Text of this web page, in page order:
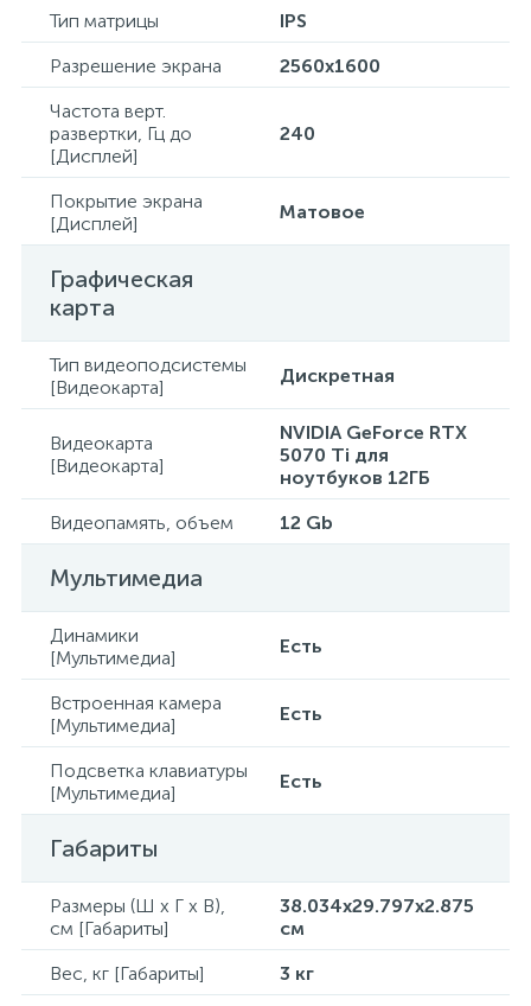
Тип матрицы
IPS
Разрешение экрана
2560x1600
Частота верт.
развертки, Гц до
[Дисплей]
240
Покрытие экрана
[Дисплей]
Матовое
Графическая
карта
Тип видеоподсистемы
[Видеокарта]
Дискретная
Видеокарта
[Видеокарта]
NVIDIA GeForce RTX
5070 Ti для
ноутбуков 12ГБ
Видеопамять, объем
12 Gb
Мультимедиа
Динамики
[Мультимедиа]
Есть
Встроенная камера
[Мультимедиа]
Есть
Подсветка клавиатуры
[Мультимедиа]
Есть
Габариты
Размеры (Ш x Г x В),
см [Габариты]
38.034x29.797x2.875
см
Вес, кг [Габариты]
3 кг